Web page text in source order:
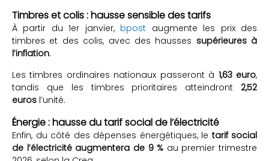
Timbres et colis : hausse sensible des tarifs
À partir du 1er janvier, bpost augmente les prix des
timbres et des colis, avec des hausses supérieures à
l’inflation.
Les timbres ordinaires nationaux passeront à 1,63 euro,
tandis que les timbres prioritaires atteindront 2,52
euros l’unité.
Énergie : hausse du tarif social de l’électricité
Enfin, du côté des dépenses énergétiques, le tarif social
de l’électricité augmentera de 9 % au premier trimestre